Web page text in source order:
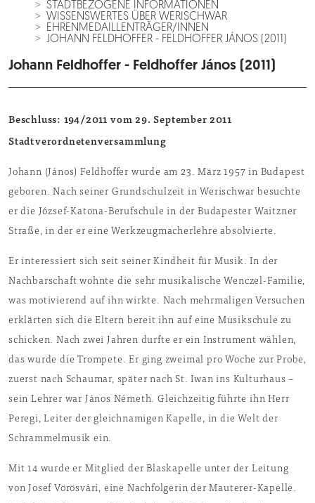
STADTBEZOGENE INFORMATIONEN
WISSENSWERTES ÜBER WERISCHWAR
EHRENMEDAILLENTRÄGER/INNEN
JOHANN FELDHOFFER - FELDHOFFER JÁNOS (2011)
Johann Feldhoffer - Feldhoffer János (2011)
Beschluss: 194/2011 vom 29. September 2011
Stadtverordnetenversammlung
Johann (János) Feldhoffer wurde am 23. März 1957 in Budapest
geboren. Nach seiner Grundschulzeit in Werischwar besuchte
er die József-Katona-Berufschule in der Budapester Waitzner
Straße, in der er eine Werkzeugmacherlehre absolvierte.
Er interessiert sich seit seiner Kindheit für Musik. In der
Nachbarschaft wohnte die sehr musikalische Wenczel-Familie,
was motivierend auf ihn wirkte. Nach mehrmaligen Versuchen
erklärten sich die Eltern bereit ihn auf eine Musikschule zu
schicken. Nach zwei Jahren durfte er ein Instrument wählen,
das wurde die Trompete. Er ging zweimal pro Woche zur Probe,
zuerst nach Schaumar, später nach St. Iwan ins Kulturhaus –
sein Lehrer war János Németh. Gleichzeitig führte ihn Herr
Peregi, Leiter der gleichnamigen Kapelle, in die Welt der
Schrammelmusik ein.
Mit 14 wurde er Mitglied der Blaskapelle unter der Leitung
von Josef Vörösvári, eine Nachfolgerin der Mauterer-Kapelle.